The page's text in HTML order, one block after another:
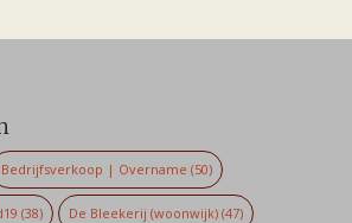
Bedrijfsverkoop | Overname (50)
(38) De Bleekerij (woonwijk) (47)